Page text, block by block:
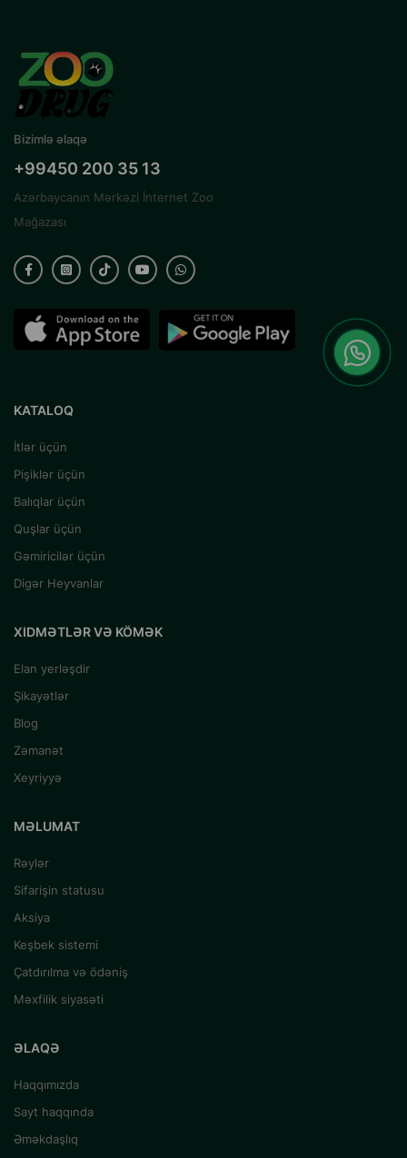
Bizimlə əlaqə
+99450 200 35 13
Azərbaycanın Mərkəzi İnternet Zoo
Mağazası
KATALOQ
İtlər üçün
Pişiklər üçün
Balıqlar üçün
Quşlar üçün
Gəmiricilər üçün
Digər Heyvanlar
XIDMƏTLƏR VƏ KÖMƏK
Elan yerləşdir
Şikayətlər
Blog
Zəmanət
Xeyriyyə
MƏLUMAT
Rəylər
Sifarişin statusu
Aksiya
Keşbek sistemi
Çatdırılma və ödəniş
Məxfilik siyasəti
ƏLAQƏ
Haqqımızda
Sayt haqqında
Əməkdaşlıq